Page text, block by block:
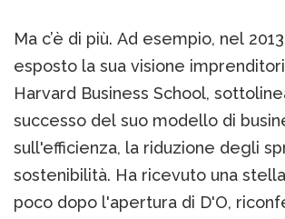
Ma c’è di più. Ad esempio, nel
esposto la sua visione
Harvard Business School,
successo del suo modello di
sull'efficienza, la riduzione degli
sostenibilità. Ha ricevuto una
poco dopo l'apertura di D'O,